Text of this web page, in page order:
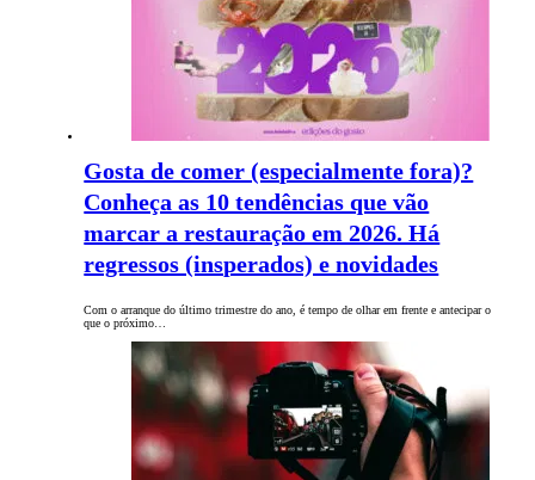
Gosta de comer (especialmente fora)?
Conheça as 10 tendências que vão
marcar a restauração em 2026. Há
regressos (insperados) e novidades
Com o arranque do último trimestre do ano, é tempo de olhar em frente e antecipar o
que o próximo…